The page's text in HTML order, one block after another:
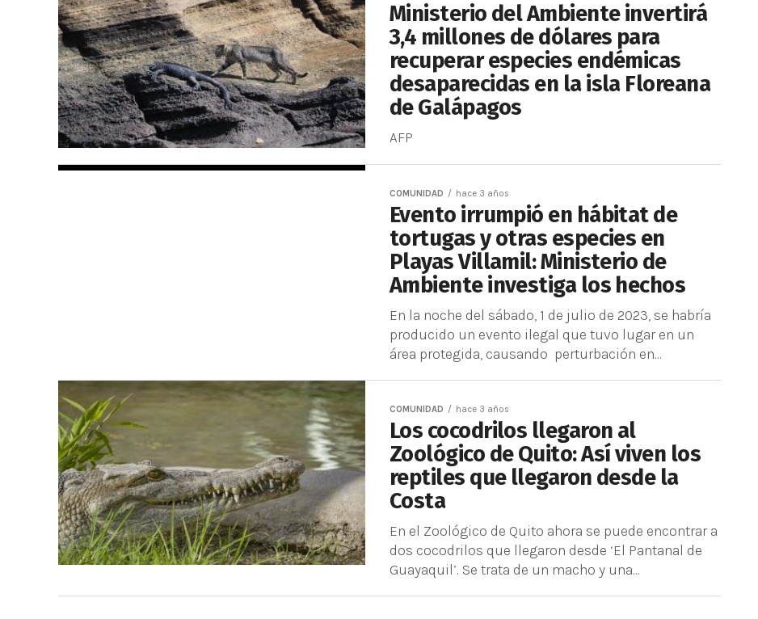
Ministerio del Ambiente invertirá
3,4 millones de dólares para
recuperar especies endémicas
desaparecidas en la isla Floreana
de Galápagos
AFP
COMUNIDAD hace 3 años
Evento irrumpió en hábitat de
tortugas y otras especies en
Playas Villamil: Ministerio de
Ambiente investiga los hechos
En la noche del sábado, 1 de julio de 2023, se habría
producido un evento ilegal que tuvo lugar en un
área protegida, causando perturbación en...
COMUNIDAD hace 3 años
Los cocodrilos llegaron al
Zoológico de Quito: Así viven los
reptiles que llegaron desde la
Costa
En el Zoológico de Quito ahora se puede encontrar a
dos cocodrilos que llegaron desde ‘El Pantanal de
Guayaquil’. Se trata de un macho y una...